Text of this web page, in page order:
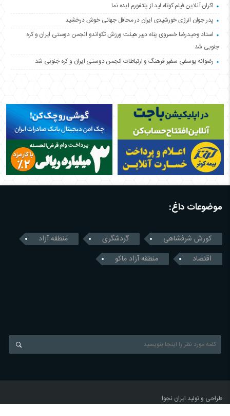
اکران آنلاین فیلم کوتاه لید از پلتفورم ایده نما
پدر جوان انرژی خورشیدی ایران در محافل جهانی خوش درخشید
استاد وحیدرضا خسروی پناه دبیر هیئت ورزش تکواندو انجمن دوستی ایران و کره
جنوبی شد
رضوانه یوسفی سفیر فرهنگ و ارتباطات انجمن دوستی ایران و کره جنوبی شد
موضوعات داغ:
کورش شرفشاهی گردشگری
منطقه آزاد
اقتصاد
منطقه آزاد ماکو
طراحی و تولید ایران نجوا